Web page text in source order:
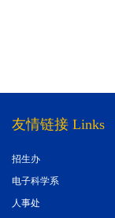
友情链接 Links
招生办
电子科学系
人事处